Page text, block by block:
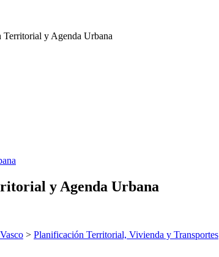
y Agenda Urbana
y Agenda Urbana
> Planificación Territorial, Vivienda y Transportes